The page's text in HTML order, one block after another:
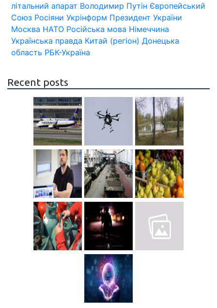
літальний апарат Володимир Путін Європейський
Союз Росіяни Укрінформ Президент України
Москва НАТО Російська мова Німеччина
Українська правда Китай (регіон) Донецька
область РБК-Україна
Recent posts